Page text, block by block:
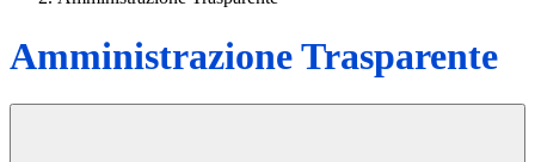
Amministrazione Trasparente